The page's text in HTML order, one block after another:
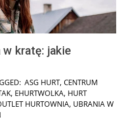
w kratę: jakie
ASG HURT, CENTRUM
, EHURTWOLKA, HURT
HURTOWNIA, UBRANIA W